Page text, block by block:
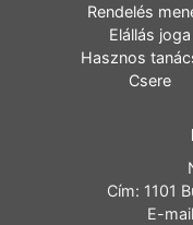
Rendelés
Elállás joga
Hasznos
Csere
Cím: 1101
E-